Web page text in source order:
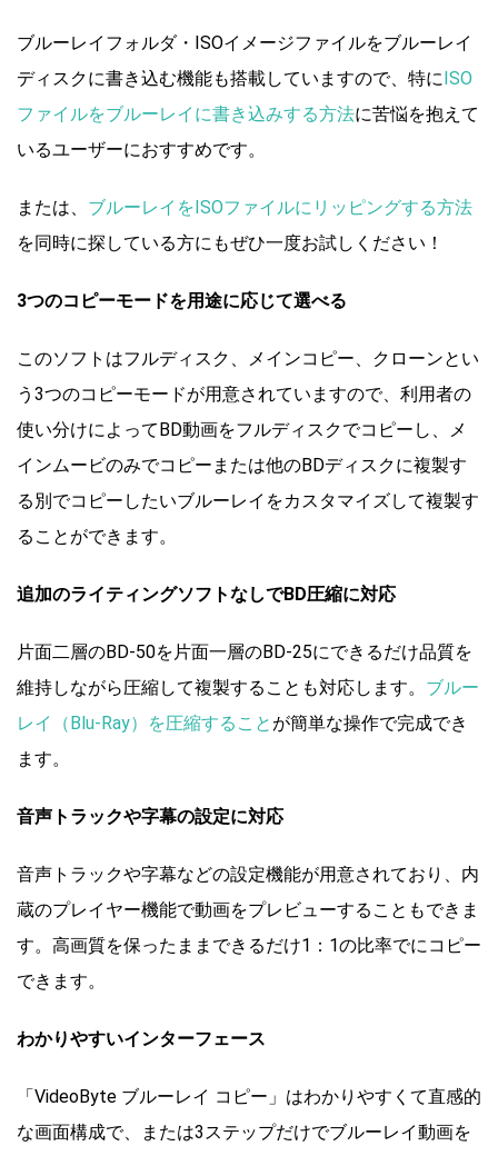
ブルーレイフォルダ・ISOイメージファイルをブルーレイ
ディスクに書き込む機能も搭載していますので、特にISO
ファイルをブルーレイに書き込みする方法に苦悩を抱えて
いるユーザーにおすすめです。
または、 ブルーレイをISOファイルにリッピングする方法
を同時に探している方にもぜひ一度お試しください！
3つのコピーモードを用途に応じて選べる
このソフトはフルディスク、メインコピー、クローンとい
う3つのコピーモードが用意されていますので、利用者の
使い分けによってBD動画をフルディスクでコピーし、メ
インムービのみでコピーまたは他のBDディスクに複製す
る別でコピーしたいブルーレイをカスタマイズして複製す
ることができます。
追加のライティングソフトなしでBD圧縮に対応
片面二層のBD-50を片面一層のBD-25にできるだけ品質を
維持しながら圧縮して複製することも対応します。 ブルー
レイ（Blu-Ray）を圧縮すること が簡単な操作で完成でき
ます。
音声トラックや字幕の設定に対応
音声トラックや字幕などの設定機能が用意されており、内
蔵のプレイヤー機能で動画をプレビューすることもできま
す。高画質を保ったままできるだけ1：1の比率でにコピー
できます。
わかりやすいインターフェース
「VideoByte ブルーレイ コピー」はわかりやすくて直感的
な画面構成で、または3ステップだけでブルーレイ動画を